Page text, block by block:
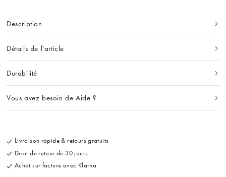
Description
Détails de l'article
Durabilité
Vous avez besoin de Aide ?
Livraison rapide & retours gratuits
Droit de retour de 30 jours
Achat sur facture avec Klarna